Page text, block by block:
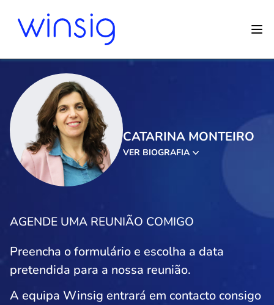
CATARINA MONTEIRO
VER BIOGRAFIA
AGENDE UMA REUNIÃO COMIGO
Preencha o formulário e escolha a data
pretendida para a nossa reunião.
A equipa Winsig entrará em contacto consigo